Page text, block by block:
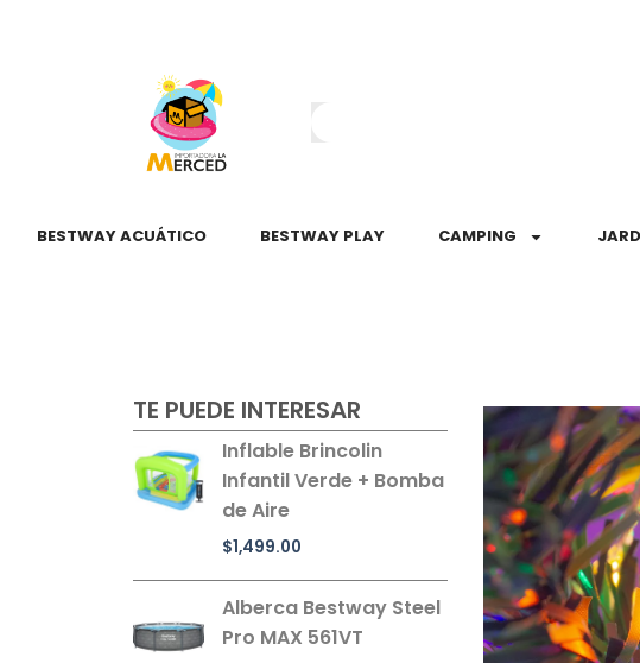
BESTWAY ACUÁTICO BESTWAY PLAY CAMPING
TE PUEDE INTERESAR
Inflable Brincolin
Infantil Verde + Bomba
de Aire
$1,499.00
Alberca Bestway Steel
Pro MAX 561VT